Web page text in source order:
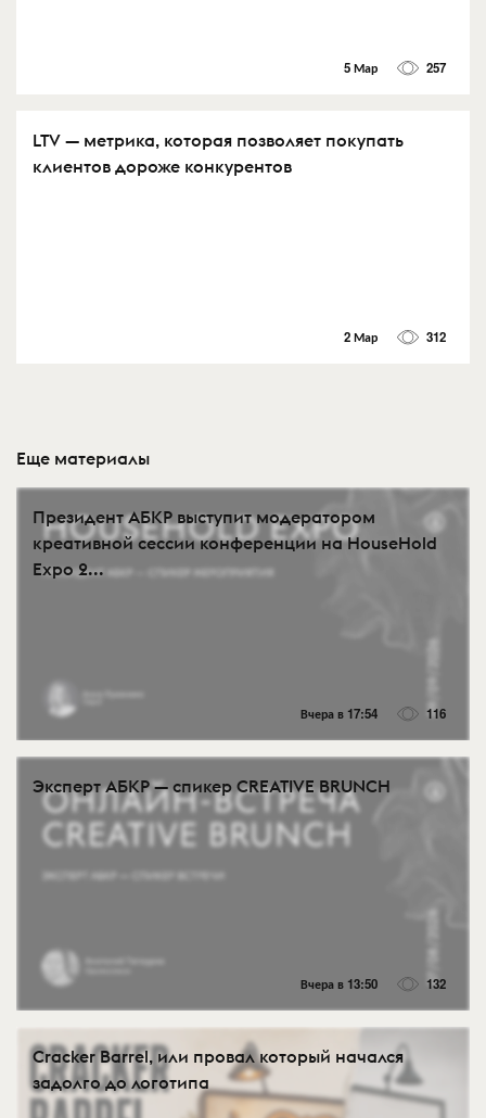
5 Мар 257
LTV — метрика, которая позволяет покупать
клиентов дороже конкурентов
2 Мар 312
Еще материалы
Президент АБКР выступит модератором
креативной сессии конференции на HouseHold
Expo 2...
Вчера в 17:54 116
Эксперт АБКР — спикер CREATIVE BRUNCH
Вчера в 13:50 132
Cracker Barrel, или провал который начался
задолго до логотипа